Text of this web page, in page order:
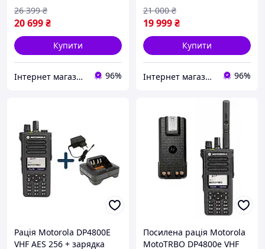
20 699₴
26 399 ₴
Купити
Інтернет магазин Store7 96%
19 999₴
21 000 ₴
Купити
Інтернет магазин Store7 96%
Рація Motorola DP4800E
VHF AES 256 + зарядка
Посилена рація Motorola
MotoTRBO DP4800e VHF